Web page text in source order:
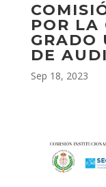
POR LA
GRADO
DE
Sep 18, 2023